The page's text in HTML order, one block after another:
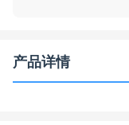
产品详情